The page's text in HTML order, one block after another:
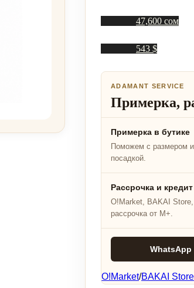
47,600 сом
543 $
ADAMANT SERVICE
Примерка,
Примерка в бутике
Поможем с размером и
посадкой.
Рассрочка и кредит
O!Market, BAKAI Store,
рассрочка от M+.
WhatsApp
O!Market/BAKAI Store